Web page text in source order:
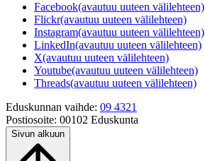
Facebook(avautuu uuteen välilehteen)
Flickr(avautuu uuteen välilehteen)
Instagram(avautuu uuteen välilehteen)
LinkedIn(avautuu uuteen välilehteen)
X(avautuu uuteen välilehteen)
Youtube(avautuu uuteen välilehteen)
Threads(avautuu uuteen välilehteen)
Eduskunnan vaihde: 09 4321
Postiosoite: 00102 Eduskunta
Sivun alkuun